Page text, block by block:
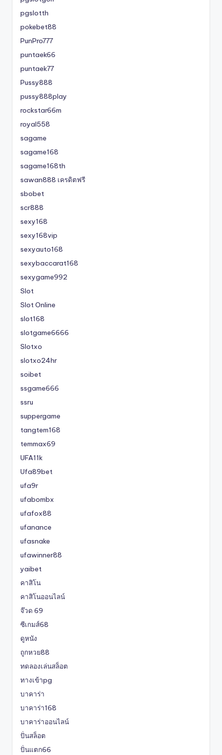
pgslotth
pokebet88
PunPro777
puntaek66
puntaek77
Pussy888
pussy888play
rockstar66m
royal558
sagame
sagame168
sagame168th
sawan888 เครดิตฟรี
sbobet
scr888
sexy168
sexy168vip
sexyauto168
sexybaccarat168
sexygame992
Slot
Slot Online
slot168
slotgame6666
Slotxo
slotxo24hr
soibet
ssgame666
ssru
suppergame
tangtem168
temmax69
UFA11k
Ufa89bet
ufa9r
ufabombx
ufafox88
ufanance
ufasnake
ufawinner88
yaibet
คาสิโน
คาสิโนออนไลน์
จ๊วด 69
ซีเกมส์68
ดูหนัง
ถูกหวย88
ทดลองเล่นสล็อต
ทางเข้าpg
บาคาร่า
บาคาร่า168
บาคาร่าออนไลน์
ปั่นสล็อต
ปั่นแตก66